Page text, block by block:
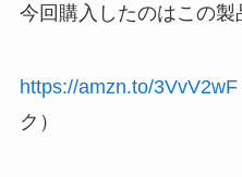
今回購入したのはこの製
https://amzn.to/3VvV2wF
ク）